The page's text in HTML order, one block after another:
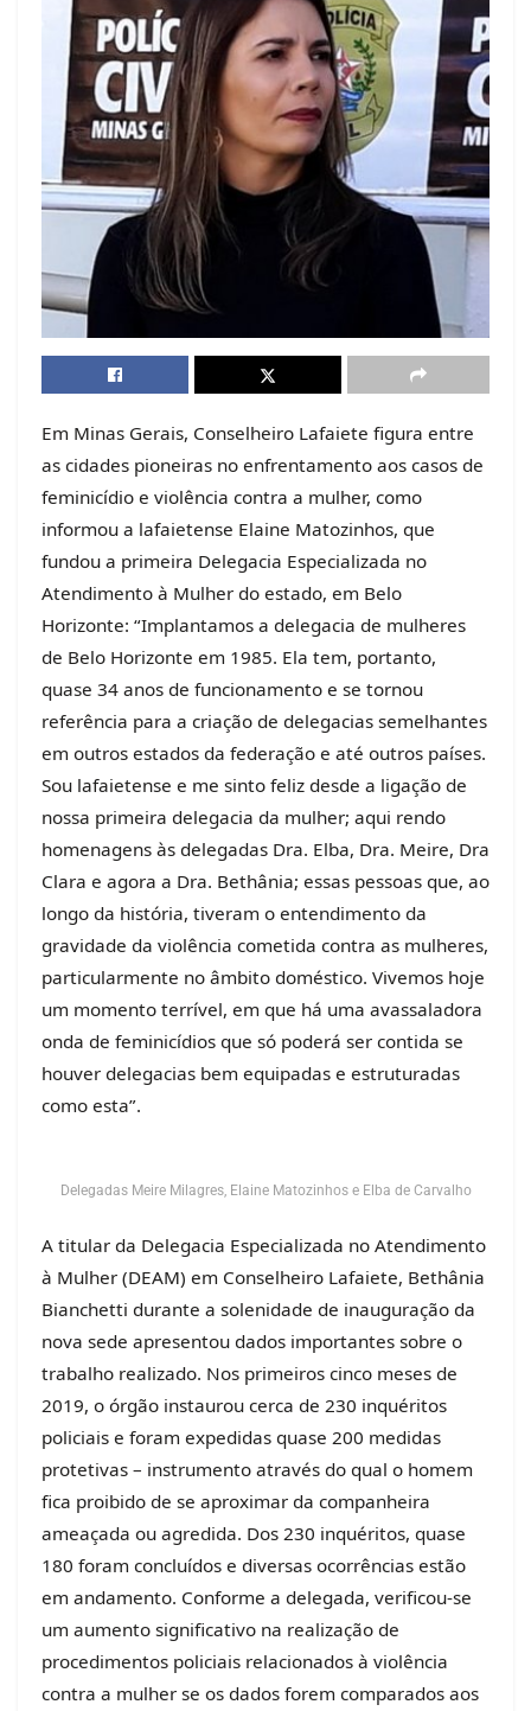
Em Minas Gerais, Conselheiro Lafaiete figura entre
as cidades pioneiras no enfrentamento aos casos de
feminicídio e violência contra a mulher, como
informou a lafaietense Elaine Matozinhos, que
fundou a primeira Delegacia Especializada no
Atendimento à Mulher do estado, em Belo
Horizonte: “Implantamos a delegacia de mulheres
de Belo Horizonte em 1985. Ela tem, portanto,
quase 34 anos de funcionamento e se tornou
referência para a criação de delegacias semelhantes
em outros estados da federação e até outros países.
Sou lafaietense e me sinto feliz desde a ligação de
nossa primeira delegacia da mulher; aqui rendo
homenagens às delegadas Dra. Elba, Dra. Meire, Dra
Clara e agora a Dra. Bethânia; essas pessoas que, ao
longo da história, tiveram o entendimento da
gravidade da violência cometida contra as mulheres,
particularmente no âmbito doméstico. Vivemos hoje
um momento terrível, em que há uma avassaladora
onda de feminicídios que só poderá ser contida se
houver delegacias bem equipadas e estruturadas
como esta”.
Delegadas Meire Milagres, Elaine Matozinhos e Elba de Carvalho
A titular da Delegacia Especializada no Atendimento
à Mulher (DEAM) em Conselheiro Lafaiete, Bethânia
Bianchetti durante a solenidade de inauguração da
nova sede apresentou dados importantes sobre o
trabalho realizado. Nos primeiros cinco meses de
2019, o órgão instaurou cerca de 230 inquéritos
policiais e foram expedidas quase 200 medidas
protetivas – instrumento através do qual o homem
fica proibido de se aproximar da companheira
ameaçada ou agredida. Dos 230 inquéritos, quase
180 foram concluídos e diversas ocorrências estão
em andamento. Conforme a delegada, verificou-se
um aumento significativo na realização de
procedimentos policiais relacionados à violência
contra a mulher se os dados forem comparados aos